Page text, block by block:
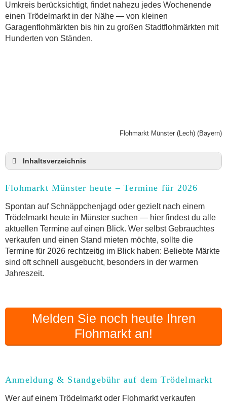
Umkreis berücksichtigt, findet nahezu jedes Wochenende
einen Trödelmarkt in der Nähe — von kleinen
Garagenflohmärkten bis hin zu großen Stadtflohmärkten mit
Hunderten von Ständen.
Flohmarkt Münster (Lech) (Bayern)
Inhaltsverzeichnis
Anmeldung & Standgebühr auf dem Trödelmarkt
Online-Flohmarkt Münster
Welche Trödelmarkt-Typen gibt es?
Aktuelle Flohmarkt-Termine für Münster und
Umgebung
Kleinanzeigen Münster als Alternative zum
Trödelmarkt
Flohmarkt-Termin melden
Flohmarkt Münster heute – Termine für 2026
Spontan auf Schnäppchenjagd oder gezielt nach einem
Trödelmarkt heute in Münster suchen — hier findest du alle
aktuellen Termine auf einen Blick. Wer selbst Gebrauchtes
verkaufen und einen Stand mieten möchte, sollte die
Termine für 2026 rechtzeitig im Blick haben: Beliebte Märkte
sind oft schnell ausgebucht, besonders in der warmen
Jahreszeit.
Melden Sie noch heute Ihren
Flohmarkt an!
Anmeldung & Standgebühr auf dem Trödelmarkt
Wer auf einem Trödelmarkt oder Flohmarkt verkaufen